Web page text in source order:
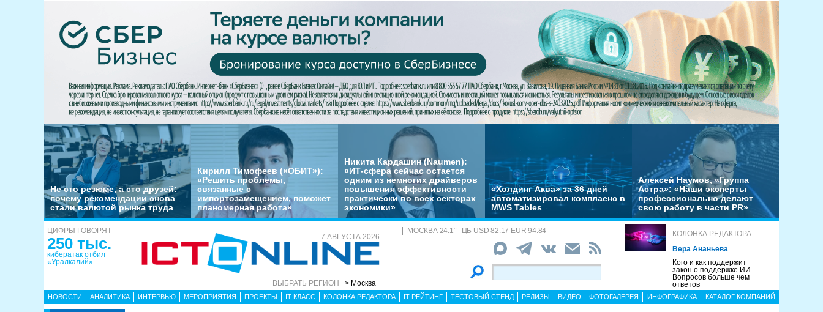
Не сто резюме, а сто друзей:
почему рекомендации снова
стали валютой рынка труда
Кирилл Тимофеев («ОБИТ»):
«Решить проблемы,
связанные с
импортозамещением, поможет
планомерная работа»
Никита Кардашин (Naumen):
«ИТ-сфера сейчас остается
одним из немногих драйверов
повышения эффективности
практически во всех секторах
экономики»
«Холдинг Аква» за 36 дней
автоматизировал комплаенс в
MWS Tables
Алексей Наумов, «Группа
Астра»: «Наши эксперты
профессионально делают
свою работу в части PR»
ЦИФРЫ ГОВОРЯТ
250 тыс.
кибератак отбил
«Уралкалий»
7 АВГУСТА 2026
ВЫБРАТЬ РЕГИОН > Москва
МОСКВА 24.1° ЦБ USD 82.17 EUR 94.84
КОЛОНКА РЕДАКТОРА
Вера Ананьева
Кого и как поддержит
закон о поддержке ИИ.
Вопросов больше чем
ответов
НОВОСТИ АНАЛИТИКА ИНТЕРВЬЮ МЕРОПРИЯТИЯ ПРОЕКТЫ IT КЛАСС КОЛОНКА РЕДАКТОРА IT РЕЙТИНГ ТЕСТОВЫЙ СТЕНД РЕЛИЗЫ ВИДЕО ФОТОГАЛЕРЕЯ ИНФОГРАФИКА КАТАЛОГ КОМПАНИЙ